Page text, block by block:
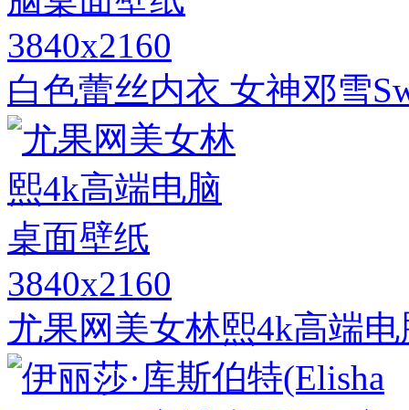
3840x2160
白色蕾丝内衣 女神邓雪
3840x2160
尤果网美女林熙4k高端